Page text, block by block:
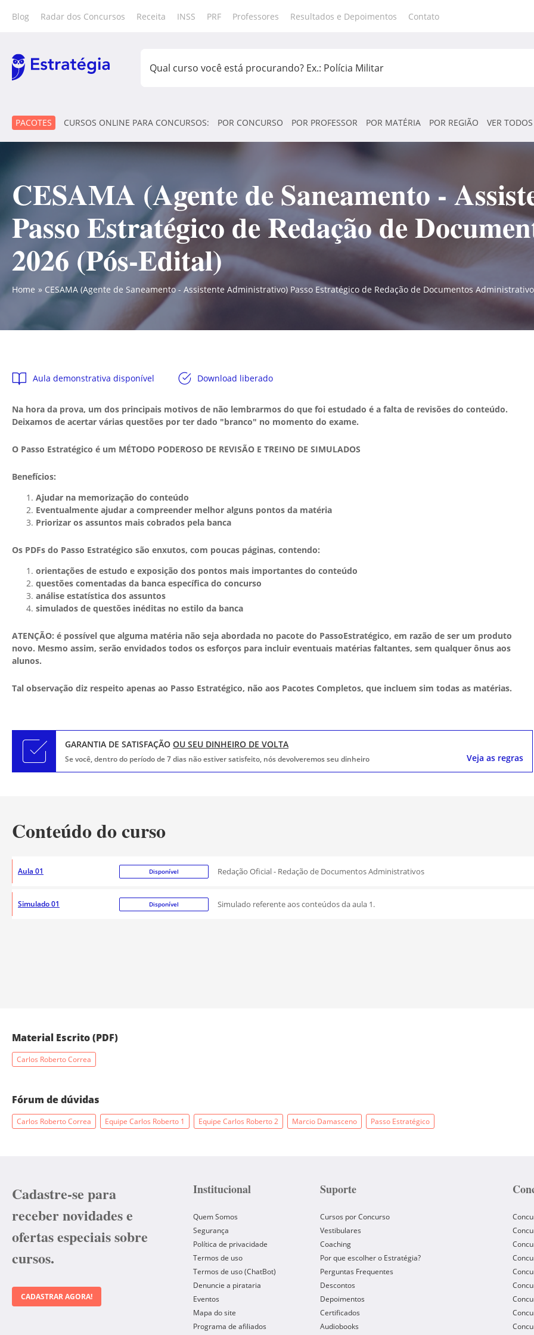
Blog Radar dos Concursos Receita INSS PRF Professores Resultados e Depoimentos Contato
PACOTES CURSOS ONLINE PARA CONCURSOS: POR CONCURSO POR PROFESSOR POR MATÉRIA POR REGIÃO VER TODOS
CESAMA (Agente de Saneamento -
Passo Estratégico de Redação de
2026 (Pós-Edital)
Home CESAMA (Agente de Saneamento - Assistente Administrativo) Passo Estratégico de Redação de Documentos
Aula demonstrativa disponível Download liberado
Na hora da prova, um dos principais motivos de não lembrarmos do que foi estudado é a falta de revisões do conteúdo.
Deixamos de acertar várias questões por ter dado "branco" no momento do exame.
O Passo Estratégico é um MÉTODO PODEROSO DE REVISÃO E TREINO DE SIMULADOS
Benefícios:
Ajudar na memorização do conteúdo
Eventualmente ajudar a compreender melhor alguns pontos da matéria
Priorizar os assuntos mais cobrados pela banca
Os PDFs do Passo Estratégico são enxutos, com poucas páginas, contendo:
orientações de estudo e exposição dos pontos mais importantes do conteúdo
questões comentadas da banca específica do concurso
análise estatística dos assuntos
simulados de questões inéditas no estilo da banca
ATENÇÃO: é possível que alguma matéria não seja abordada no pacote do PassoEstratégico, em razão de ser um produto
novo. Mesmo assim, serão envidados todos os esforços para incluir eventuais matérias faltantes, sem qualquer ônus aos
alunos.
Tal observação diz respeito apenas ao Passo Estratégico, não aos Pacotes Completos, que incluem sim todas as matérias.
GARANTIA DE SATISFAÇÃOOU SEU DINHEIRO DE VOLTA
Se você, dentro do período de 7 dias não estiver satisfeito, nós devolveremos seu dinheiro Veja as regras
Conteúdo do curso
Aula 01 Disponível Redação Oficial - Redação de Documentos Administrativos
Simulado 01 Disponível Simulado referente aos conteúdos da aula 1.
Material Escrito (PDF)
Carlos Roberto Correa
Fórum de dúvidas
Carlos Roberto Correa Equipe Carlos Roberto 1 Equipe Carlos Roberto 2 Marcio Damasceno Passo Estratégico
Cadastre-se para
receber novidades e
ofertas especiais sobre
cursos.
CADASTRAR AGORA!
Institucional
Quem Somos
Segurança
Política de privacidade
Termos de uso
Termos de uso (ChatBot)
Denuncie a pirataria
Eventos
Mapa do site
Programa de afiliados
Suporte
Cursos por Concurso
Vestibulares
Coaching
Por que escolher o Estratégia?
Perguntas Frequentes
Descontos
Depoimentos
Certificados
Audiobooks